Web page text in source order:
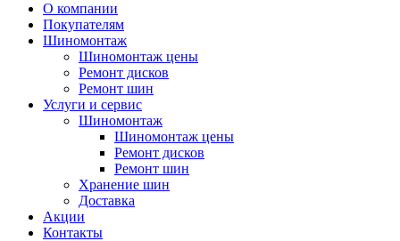
О компании
Покупателям
Шиномонтаж
Шиномонтаж цены
Ремонт дисков
Ремонт шин
Услуги и сервис
Шиномонтаж
Шиномонтаж цены
Ремонт дисков
Ремонт шин
Хранение шин
Доставка
Акции
Контакты